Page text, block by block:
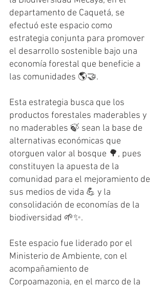
departamento de Caquetá, se
efectuó este espacio como
estrategia conjunta para promover
el desarrollo sostenible bajo una
economía forestal que beneficie a
las comunidades 🌎🤝.
Esta estrategia busca que los
productos forestales maderables y
no maderables 🍃 sean la base de
alternativas económicas que
otorguen valor al bosque 🌳, pues
constituyen la apuesta de la
comunidad para el mejoramiento de
sus medios de vida 💪 y la
consolidación de economías de la
biodiversidad 🌱✨.
Este espacio fue liderado por el
Ministerio de Ambiente, con el
acompañamiento de
Corpoamazonia, en el marco de la